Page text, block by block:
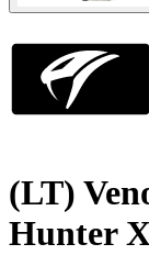
(LT)
Hunter